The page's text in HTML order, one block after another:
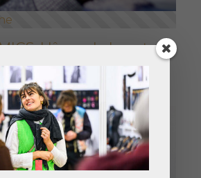
L'âme de la nature
céramique